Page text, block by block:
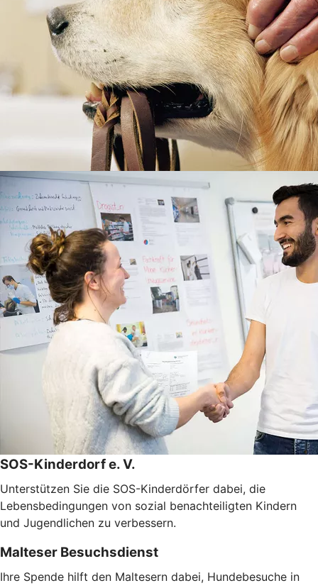
SOS-Kinderdorf e. V.
Unterstützen Sie die SOS-Kinderdörfer dabei, die
Lebensbedingungen von sozial benachteiligten Kindern
und Jugendlichen zu verbessern.
Malteser Besuchsdienst
Ihre Spende hilft den Maltesern dabei, Hundebesuche in